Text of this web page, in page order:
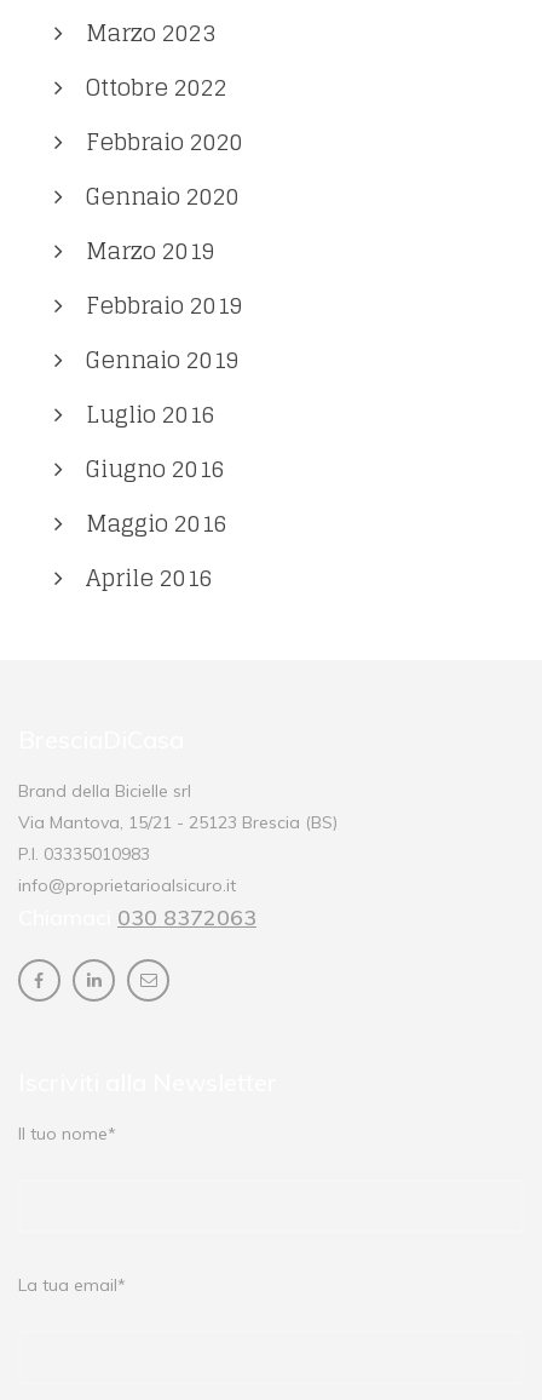
Marzo 2023
Ottobre 2022
Febbraio 2020
Gennaio 2020
Marzo 2019
Febbraio 2019
Gennaio 2019
Luglio 2016
Giugno 2016
Maggio 2016
Aprile 2016
Brand della Bicielle srl
Via Mantova, 15/21 - 25123 Brescia (BS)
P.I. 03335010983
info@proprietarioalsicuro.it
030 8372063
Il tuo nome*
La tua email*